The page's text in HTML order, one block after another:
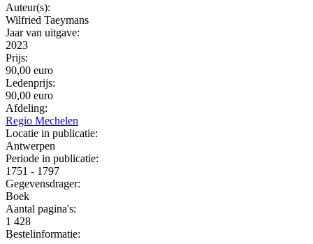
Auteur(s):
Wilfried Taeymans
Jaar van uitgave:
2023
Prijs:
90,00 euro
Ledenprijs:
90,00 euro
Afdeling:
Regio Mechelen
Locatie in publicatie:
Antwerpen
Periode in publicatie:
1751 - 1797
Gegevensdrager:
Boek
Aantal pagina's:
1 428
Bestelinformatie: